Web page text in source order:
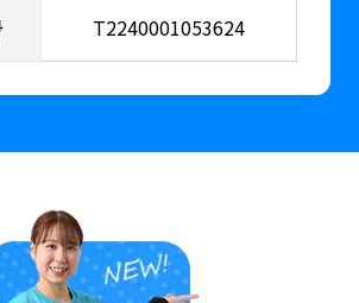
T2240001053624